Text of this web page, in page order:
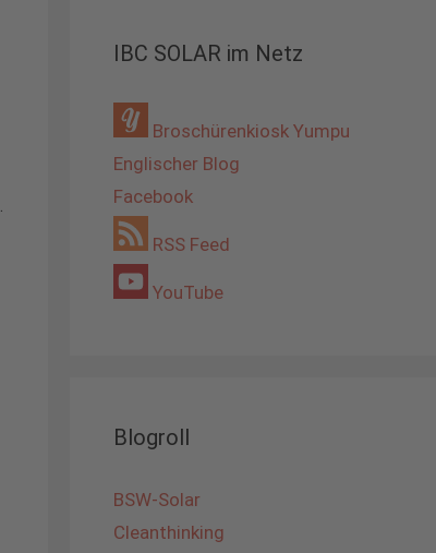
IBC SOLAR im Netz
Broschürenkiosk Yumpu
Englischer Blog
Facebook
RSS Feed
YouTube
Blogroll
BSW-Solar
Cleanthinking